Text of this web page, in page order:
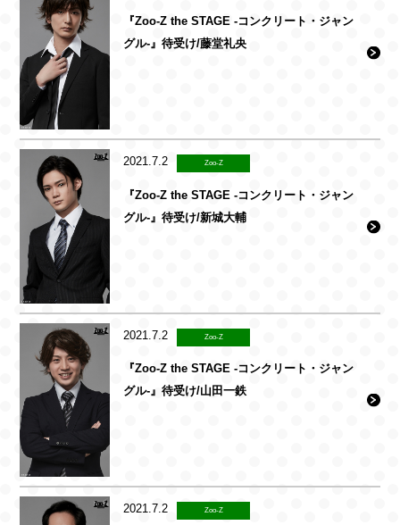
『Zoo-Z the STAGE -コンクリート・ジャン
グル-』待受け/藤堂礼央
2021.7.2 Zoo-Z
『Zoo-Z the STAGE -コンクリート・ジャン
グル-』待受け/新城大輔
2021.7.2 Zoo-Z
『Zoo-Z the STAGE -コンクリート・ジャン
グル-』待受け/山田一鉄
2021.7.2 Zoo-Z